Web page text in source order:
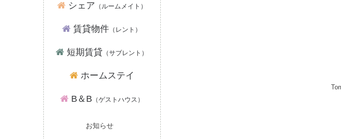
シェア （ルームメイト）
賃貸物件 （レント）
短期賃貸 （サブレント）
ホームステイ
B＆B （ゲストハウス）
お知らせ